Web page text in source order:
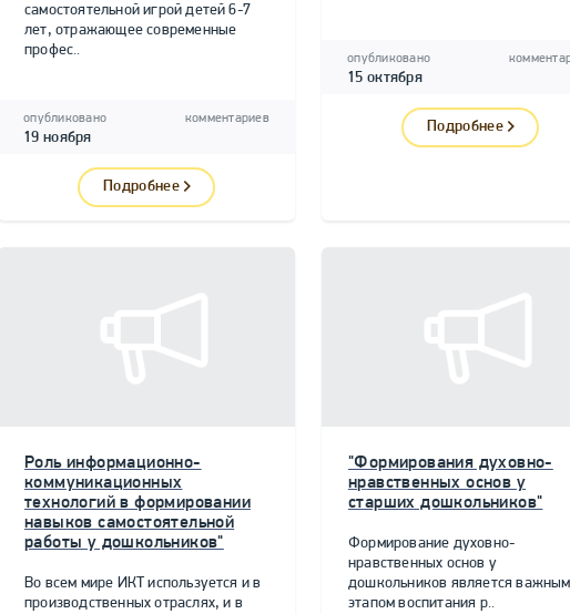
самостоятельной игрой детей 6-7
лет, отражающее современные
профес..
опубликовано
19 ноября
комментариев
Подробнее
опубликовано
15 октября
Подробнее
Роль информационно-
коммуникационных
технологий в формировании
навыков самостоятельной
работы у дошкольников"
Во всем мире ИКТ используется и в
производственных отраслях, и в
"Формирования духовно-
нравственных основ у
старших дошкольников"
Формирование духовно-
нравственных основ у
дошкольников является важным
этапом воспитания р..